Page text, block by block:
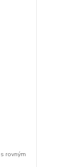
rovným